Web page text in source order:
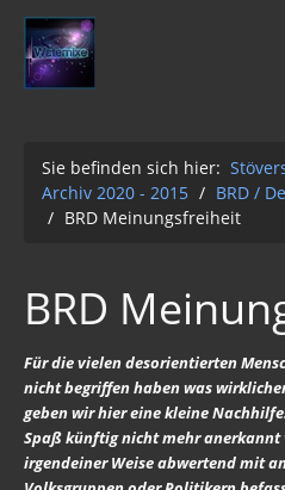
Stöverstuuv´s Klöndöör
Archiv 2020 - 2015
01-12-2Q2Q
AUFKLÄRUNG 2Q2Q
Wasser 2019
Sie befinden sich hier:
Archiv 2020 - 2015 / BRD /
/ BRD Meinungsfreiheit
BRD
Für die vielen desorientierten
nicht begriffen haben was
geben wir hier eine kleine
Spaß künftig nicht mehr anerkannt
irgendeiner Weise abwertend mit